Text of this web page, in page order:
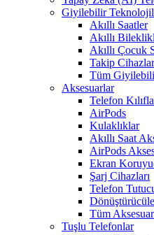
Giyilebilir
Akıllı Saatler
Akıllı
Akıllı Çocuk
Takip
Tüm
Aksesuarlar
Telefon
AirPods
Kulaklıklar
Akıllı Saat
AirPods
Ekran
Şarj Cihazları
Telefon
Tüm
Tuşlu Telefonlar